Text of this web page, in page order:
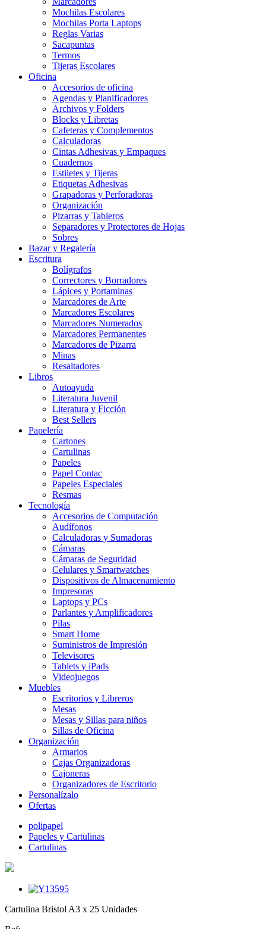
Mochilas Escolares
Mochilas Porta Laptops
Reglas Varias
Sacapuntas
Termos
Tijeras Escolares
Oficina
Accesorios de oficina
Agendas y Planificadores
Archivos y Folders
Blocks y Libretas
Cafeteras y Complementos
Calculadoras
Cintas Adhesivas y Empaques
Cuadernos
Estiletes y Tijeras
Etiquetas Adhesivas
Grapadoras y Perforadoras
Organización
Pizarras y Tableros
Separadores y Protectores de Hojas
Sobres
Bazar y Regalería
Escritura
Bolígrafos
Correctores y Borradores
Lápices y Portaminas
Marcadores de Arte
Marcadores Escolares
Marcadores Numerados
Marcadores Permanentes
Marcadores de Pizarra
Minas
Resaltadores
Libros
Autoayuda
Literatura Juvenil
Literatura y Ficción
Best Sellers
Papelería
Cartones
Cartulinas
Papeles
Papel Contac
Papeles Especiales
Resmas
Tecnología
Accesorios de Computación
Audífonos
Calculadoras y Sumadoras
Cámaras
Cámaras de Seguridad
Celulares y Smartwatches
Dispositivos de Almacenamiento
Impresoras
Laptops y PCs
Parlantes y Amplificadores
Pilas
Smart Home
Suministros de Impresión
Televisores
Tablets y iPads
Videojuegos
Muebles
Escritorios y Libreros
Mesas
Mesas y Sillas para niños
Sillas de Oficina
Organización
Armarios
Cajas Organizadoras
Cajoneras
Organizadores de Escritorio
Personalízalo
Ofertas
polipapel
Papeles y Cartulinas
Cartulinas
Cartulina Bristol A3 x 25 Unidades